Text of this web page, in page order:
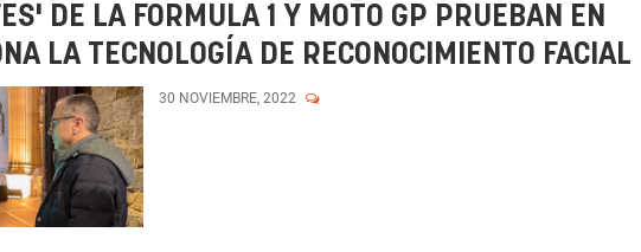
DE LA FORMULA 1 Y MOTO GP PRUEBAN EN
LA TECNOLOGÍA DE RECONOCIMIENTO FACIAL
30 NOVIEMBRE, 2022